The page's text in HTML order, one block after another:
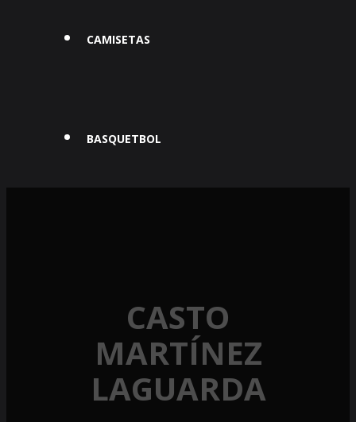
CAMISETAS
BASQUETBOL
CASTO
MARTÍNEZ
LAGUARDA